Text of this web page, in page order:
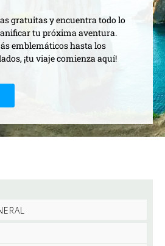
gratuitas y encuentra todo lo
tu próxima aventura.
emblemáticos hasta los
¡tu viaje comienza aquí!